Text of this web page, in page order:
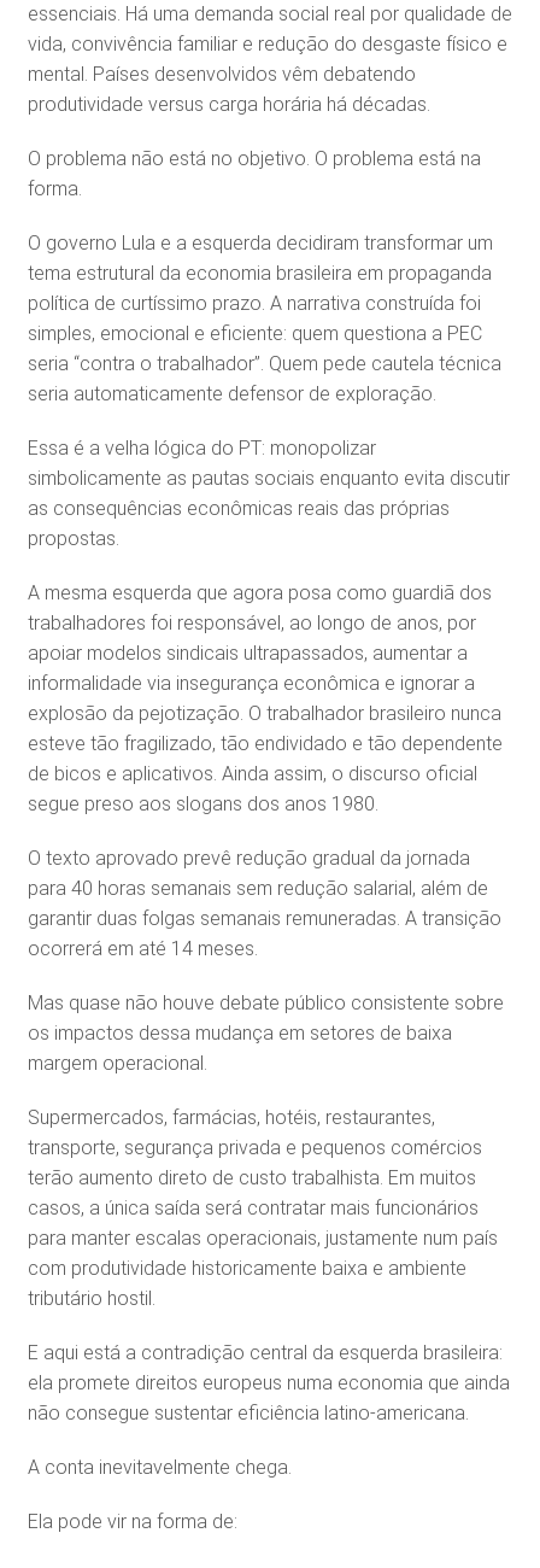
essenciais. Há uma demanda social real por qualidade de
vida, convivência familiar e redução do desgaste físico e
mental. Países desenvolvidos vêm debatendo
produtividade versus carga horária há décadas.
O problema não está no objetivo. O problema está na
forma.
O governo Lula e a esquerda decidiram transformar um
tema estrutural da economia brasileira em propaganda
política de curtíssimo prazo. A narrativa construída foi
simples, emocional e eficiente: quem questiona a PEC
seria “contra o trabalhador”. Quem pede cautela técnica
seria automaticamente defensor de exploração.
Essa é a velha lógica do PT: monopolizar
simbolicamente as pautas sociais enquanto evita discutir
as consequências econômicas reais das próprias
propostas.
A mesma esquerda que agora posa como guardiã dos
trabalhadores foi responsável, ao longo de anos, por
apoiar modelos sindicais ultrapassados, aumentar a
informalidade via insegurança econômica e ignorar a
explosão da pejotização. O trabalhador brasileiro nunca
esteve tão fragilizado, tão endividado e tão dependente
de bicos e aplicativos. Ainda assim, o discurso oficial
segue preso aos slogans dos anos 1980.
O texto aprovado prevê redução gradual da jornada
para 40 horas semanais sem redução salarial, além de
garantir duas folgas semanais remuneradas. A transição
ocorrerá em até 14 meses.
Mas quase não houve debate público consistente sobre
os impactos dessa mudança em setores de baixa
margem operacional.
Supermercados, farmácias, hotéis, restaurantes,
transporte, segurança privada e pequenos comércios
terão aumento direto de custo trabalhista. Em muitos
casos, a única saída será contratar mais funcionários
para manter escalas operacionais, justamente num país
com produtividade historicamente baixa e ambiente
tributário hostil.
E aqui está a contradição central da esquerda brasileira:
ela promete direitos europeus numa economia que ainda
não consegue sustentar eficiência latino-americana.
A conta inevitavelmente chega.
Ela pode vir na forma de: